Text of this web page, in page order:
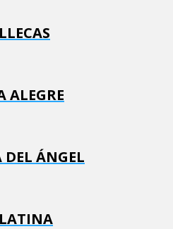
ALEGRE
DEL ÁNGEL